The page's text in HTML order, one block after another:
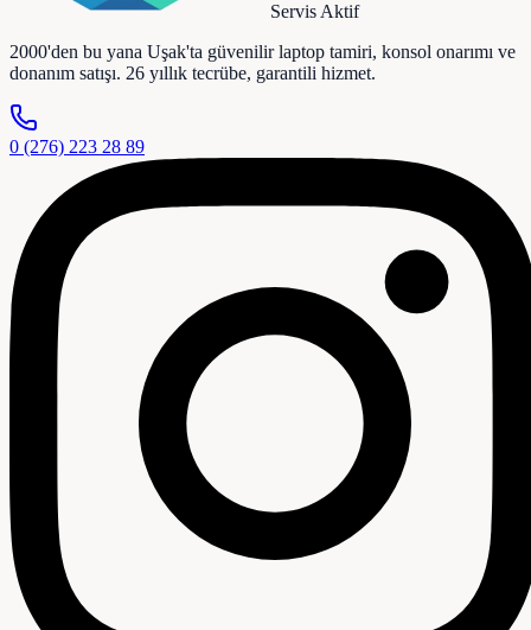
Servis Aktif
2000'den bu yana Uşak'ta güvenilir laptop tamiri, konsol onarımı ve
donanım satışı. 26 yıllık tecrübe, garantili hizmet.
0 (276) 223 28 89